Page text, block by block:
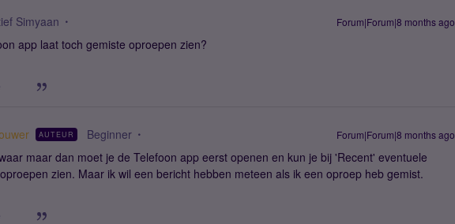
Simyaan Forum|Forum|8 months ago
app laat toch gemiste oproepen zien?
AUTEUR Beginner Forum|Forum|8 months ago
maar dan moet je de Telefoon app eerst openen en kun je bij 'Recent' eventuele
zien. Maar ik wil een bericht hebben meteen als ik een oproep heb gemist.